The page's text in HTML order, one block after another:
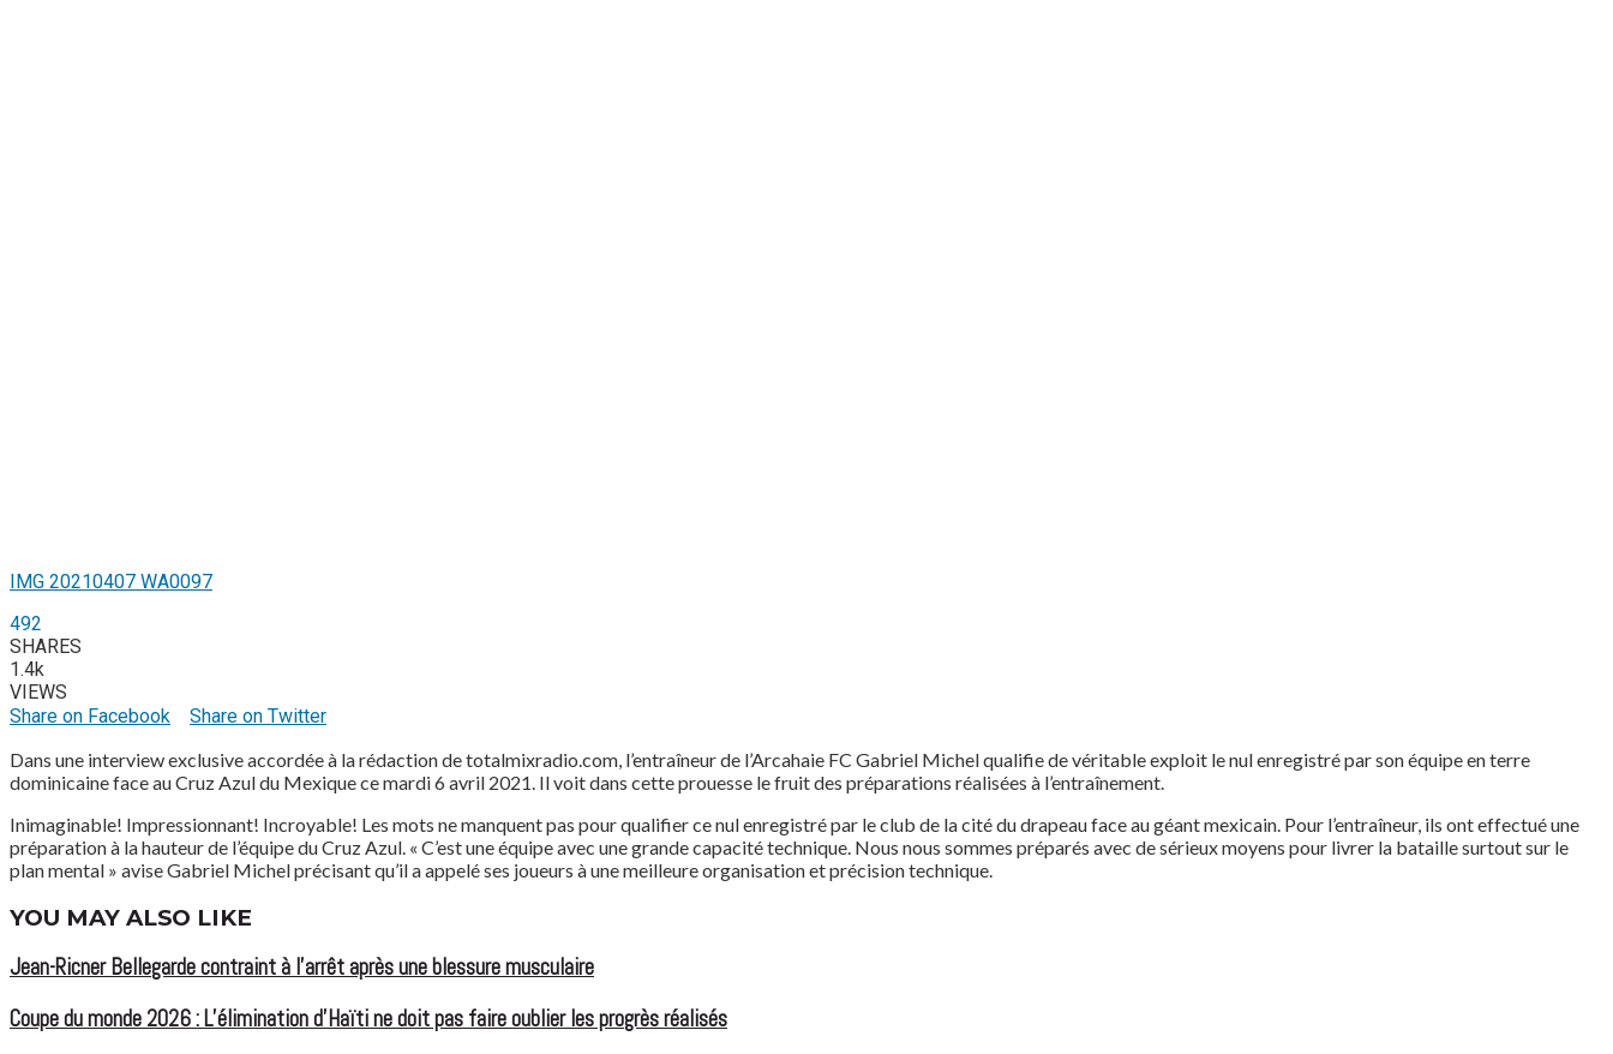
IMG 20210407 WA0097
492
SHARES
1.4k
VIEWS
Share on Facebook
Share on Twitter
Dans une interview exclusive accordée à la rédaction de totalmixradio.com, l’entraîneur de l’Arcahaie FC Gabriel Michel qualifie de véritable exploit le nul enregistré par son équipe en terre
dominicaine face au Cruz Azul du Mexique ce mardi 6 avril 2021. Il voit dans cette prouesse le fruit des préparations réalisées à l’entraînement.
Inimaginable! Impressionnant! Incroyable! Les mots ne manquent pas pour qualifier ce nul enregistré par le club de la cité du drapeau face au géant mexicain. Pour l’entraîneur, ils ont effectué une
préparation à la hauteur de l’équipe du Cruz Azul. « C’est une équipe avec une grande capacité technique. Nous nous sommes préparés avec de sérieux moyens pour livrer la bataille surtout sur le
plan mental » avise Gabriel Michel précisant qu’il a appelé ses joueurs à une meilleure organisation et précision technique.
YOU MAY ALSO LIKE
Jean-Ricner Bellegarde contraint à l’arrêt après une blessure musculaire
Coupe du monde 2026 : L’élimination d’Haïti ne doit pas faire oublier les progrès réalisés